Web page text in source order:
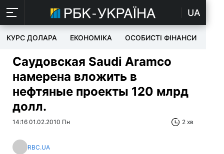
UA
КУРС ДОЛАРА ЕКОНОМІКА ОСОБИСТІ ФІНАНСИ
Саудовская Saudi Aramco
намерена вложить в
нефтяные проекты 120 млрд
долл.
14:16 01.02.2010 Пн 2 хв
RBC.UA